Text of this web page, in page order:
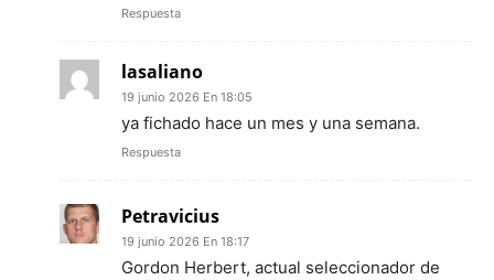
Respuesta
lasaliano
19 junio 2026 En 18:05
ya fichado hace un mes y una semana.
Respuesta
Petravicius
19 junio 2026 En 18:17
Gordon Herbert, actual seleccionador de